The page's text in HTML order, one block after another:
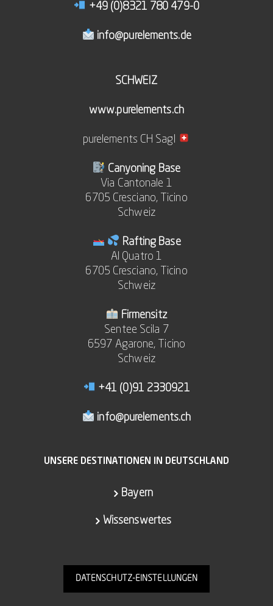
+49 (0)8321 780 479-0
info@purelements.de
SCHWEIZ
www.purelements.ch
purelements CH Sagl
Canyoning Base
Via Cantonale 1
6705 Cresciano, Ticino
Schweiz
Rafting Base
Al Quatro 1
6705 Cresciano, Ticino
Schweiz
Firmensitz
Sentee Scila 7
6597 Agarone, Ticino
Schweiz
+41 (0)91 2330921
info@purelements.ch
UNSERE DESTINATIONEN IN DEUTSCHLAND
Bayern
Wissenswertes
DATENSCHUTZ-EINSTELLUNGEN